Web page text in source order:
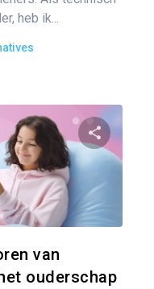
heb ik...
van
ouderschap